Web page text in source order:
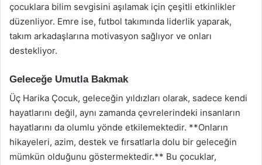
çocuklara bilim sevgisini aşılamak için çeşitli etkinlikler
düzenliyor. Emre ise, futbol takımında liderlik yaparak,
takım arkadaşlarına motivasyon sağlıyor ve onları
destekliyor.
Geleceğe Umutla Bakmak
Üç Harika Çocuk, geleceğin yıldızları olarak, sadece kendi
hayatlarını değil, aynı zamanda çevrelerindeki insanların
hayatlarını da olumlu yönde etkilemektedir. **Onların
hikayeleri, azim, destek ve fırsatlarla dolu bir geleceğin
mümkün olduğunu göstermektedir.** Bu çocuklar,